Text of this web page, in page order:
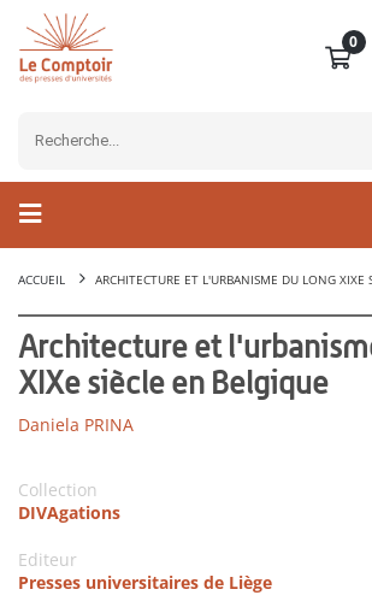
0
ACCUEIL ARCHITECTURE ET L'URBANISME DU LONG XIXE
Architecture et
XIXe siècle en Belgique
Daniela PRINA
Collection
DIVAgations
Editeur
Presses universitaires de Liège